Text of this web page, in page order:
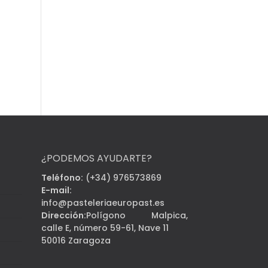
¿PODEMOS AYUDARTE?
Teléfono: (+34) 976573869
E-mail:
info@pasteleriaeuropast.es
Dirección:Polígono Malpica,
calle E, número 59-61, Nave 11
50016 Zaragoza